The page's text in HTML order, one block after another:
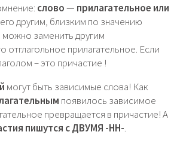
слово— прилагательное или
другим, близким по значению
можно заменить другим
отглагольное прилагательное. Если
– это причастие !
могут быть зависимые слова! Как
появилось зависимое
превращается в причастие! А
пишутся с ДВУМЯ -НН-.